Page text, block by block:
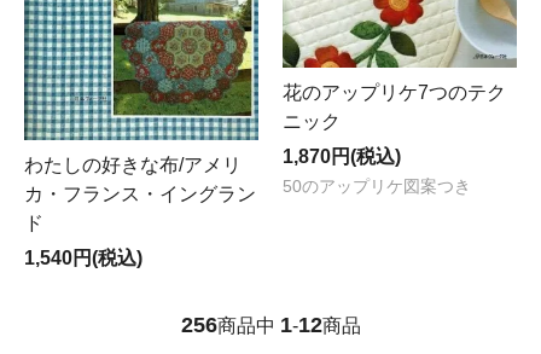
わたしの好きな布/アメリ
カ・フランス・イングラン
ド
1,540円(税込)
花のアップリケ7つのテク
ニック
1,870円(税込)
50のアップリケ図案つき
256商品中 1-12商品